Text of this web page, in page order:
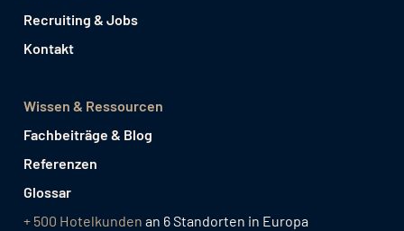
Recruiting & Jobs
Kontakt
Wissen & Ressourcen
Fachbeiträge & Blog
Referenzen
Glossar
+ 500 Hotelkunden an 6 Standorten in Europa